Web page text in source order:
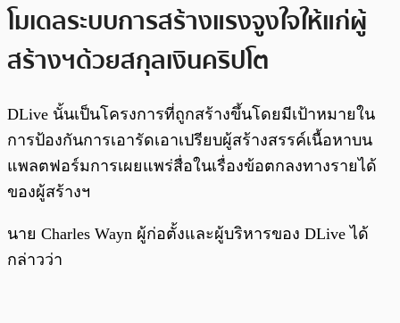
โมเดลระบบการสร้างแรงจูงใจให้แก่ผู้
สร้างฯด้วยสกุลเงินคริปโต
DLive นั้นเป็นโครงการที่ถูกสร้างขึ้นโดยมีเป้าหมายใน
การป้องกันการเอารัดเอาเปรียบผู้สร้างสรรค์เนื้อหาบน
แพลตฟอร์มการเผยแพร่สื่อในเรื่องข้อตกลงทางรายได้
ของผู้สร้างฯ
นาย Charles Wayn ผู้ก่อตั้งและผู้บริหารของ DLive ได้
กล่าวว่า